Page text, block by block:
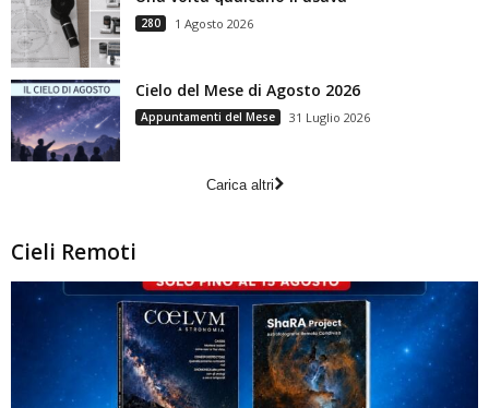
280 1 Agosto 2026
Cielo del Mese di Agosto 2026
Appuntamenti del Mese 31 Luglio 2026
Carica altri
Cieli Remoti